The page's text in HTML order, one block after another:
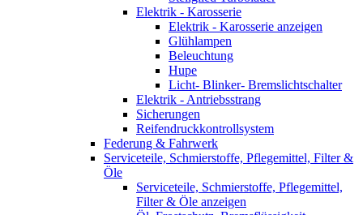
Elektrik - Karosserie
Elektrik - Karosserie anzeigen
Glühlampen
Beleuchtung
Hupe
Licht- Blinker- Bremslichtschalter
Elektrik - Antriebsstrang
Sicherungen
Reifendruckkontrollsystem
Federung & Fahrwerk
Serviceteile, Schmierstoffe, Pflegemittel, Filter &
Öle
Serviceteile, Schmierstoffe, Pflegemittel,
Filter & Öle anzeigen